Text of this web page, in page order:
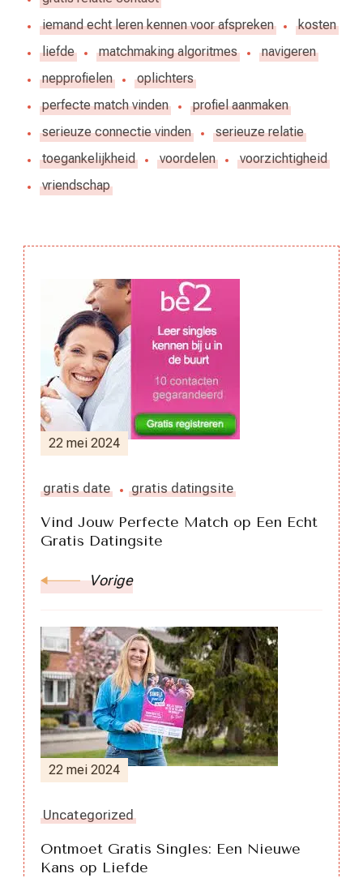
iemand echt leren kennen voor afspreken
kosten
liefde
matchmaking algoritmes
navigeren
nepprofielen
oplichters
perfecte match vinden
profiel aanmaken
serieuze connectie vinden
serieuze relatie
toegankelijkheid
voordelen
voorzichtigheid
vriendschap
Berichtnavigatie
22 mei 2024
gratis date gratis datingsite
Vind Jouw Perfecte Match op Een Echt
Gratis Datingsite
Vorige
22 mei 2024
Uncategorized
Ontmoet Gratis Singles: Een Nieuwe
Kans op Liefde